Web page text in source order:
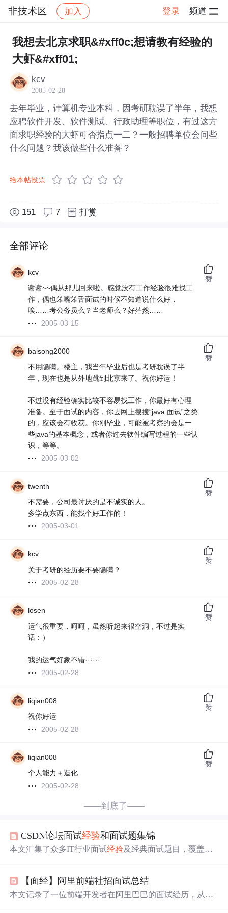
非技术区 加入 登录 频道
社区 非技术区 帖子详情
我想去北京求职&#xff0c;想请教有经验的
大虾&#xff01;
kcv
2005-02-28
去年毕业，计算机专业本科，因考研耽误了半年，我想
应聘软件开发、软件测试、行政助理等职位，有过这方
面求职经验的大虾可否指点一二？一般招聘单位会问些
什么问题？我该做些什么准备？
给本帖投票
151 7 打赏
全部评论
kcv
谢谢~~偶从那儿回来啦。感觉没有工作经验很难找工
作，偶也笨嘴笨舌面试的时候不知道说什么好，
唉……考公务员么？当老师么？好茫然……
2005-03-15
赞
baisong2000
不用隐瞒。楼主，我当年毕业后也是考研耽误了半
年，现在也是从外地跳到北京来了。祝你好运！
不过没有经验确实比较不容易找工作，你最好有心理
准备。至于面试的内容，你去网上搜搜“java 面试”之类
的，应该会有收获。你刚毕业，可能被考察的会是一
些java的基本概念，或者你过去软件编写过程的一些认
识，等等。
2005-03-02
赞
twenth
不需要，公司最讨厌的是不诚实的人。
多学点东西，能找个好工作的！
2005-03-01
赞
kcv
关于考研的经历要不要隐瞒？
2005-02-28
赞
losen
运气很重要，呵呵，虽然听起来很空洞，不过是实
话：）
我的运气好象不错······
2005-02-28
赞
liqian008
祝你好运
2005-02-28
赞
liqian008
个人能力＋造化
2005-02-28
赞
——到底了——
CSDN论坛面试经验和面试题集锦
本文汇集了众多IT行业面试经验及经典面试题目，覆盖C/C
【面经】阿里前端社招面试总结
本文记录了一位前端开发者在阿里巴巴的面试经历，从电